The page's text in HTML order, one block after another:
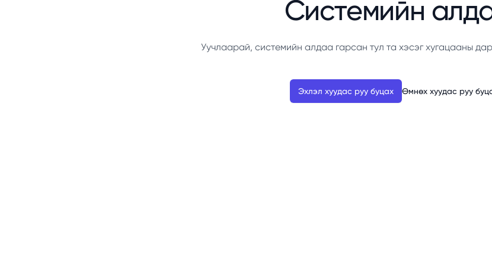
Системийн
Уучлаарай, системийн алдаа гарсан тул та хэсэг хугацааны
Эхлэл хуудас руу буцах Өмнөх хуудас руу